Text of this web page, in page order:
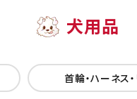
犬用品
首輪・ハーネス